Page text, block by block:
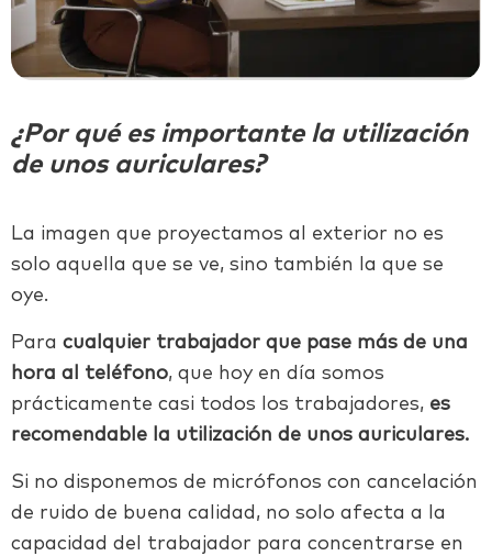
¿Por qué es importante la utilización
de unos auriculares?
La imagen que proyectamos al exterior no es
solo aquella que se ve, sino también la que se
oye.
Para cualquier trabajador que pase más de una
hora al teléfono, que hoy en día somos
prácticamente casi todos los trabajadores, es
recomendable la utilización de unos auriculares.
Si no disponemos de micrófonos con cancelación
de ruido de buena calidad, no solo afecta a la
capacidad del trabajador para concentrarse en